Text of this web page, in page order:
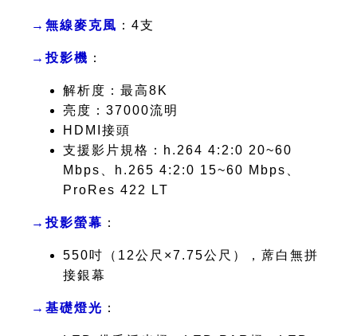
→無線麥克風 ：4支
→投影機 ：
解析度：最高8K
亮度：37000流明
HDMI接頭
支援影片規格：h.264 4:2:0 20~60
Mbps、h.265 4:2:0 15~60 Mbps、
ProRes 422 LT
→投影螢幕 ：
550吋（12公尺×7.75公尺），蓆白無拼
接銀幕
→基礎燈光 ：